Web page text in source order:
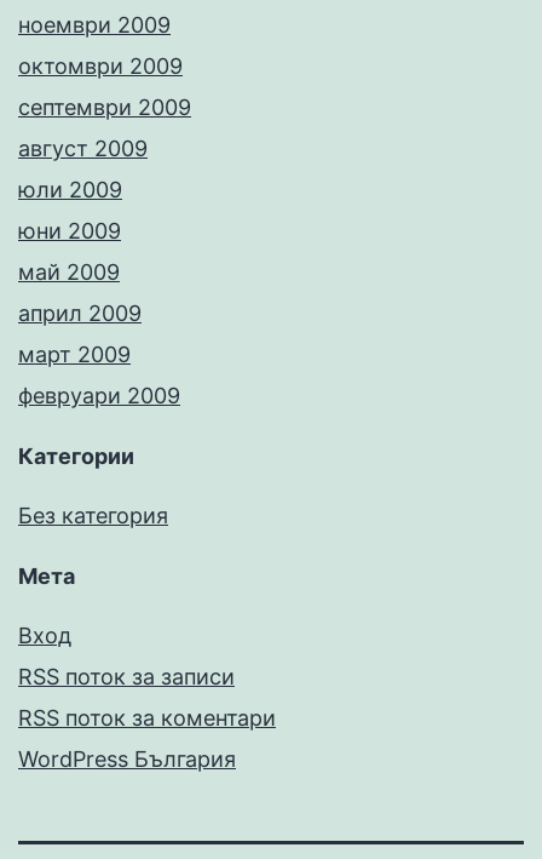
ноември 2009
октомври 2009
септември 2009
август 2009
юли 2009
юни 2009
май 2009
април 2009
март 2009
февруари 2009
Категории
Без категория
Мета
Вход
RSS поток за записи
RSS поток за коментари
WordPress България